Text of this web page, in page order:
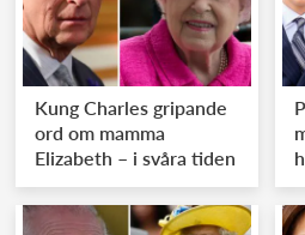
Kung Charles gripande
ord om mamma
Elizabeth – i svåra tiden